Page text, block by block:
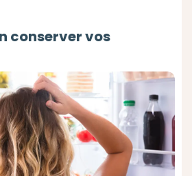
conserver vos